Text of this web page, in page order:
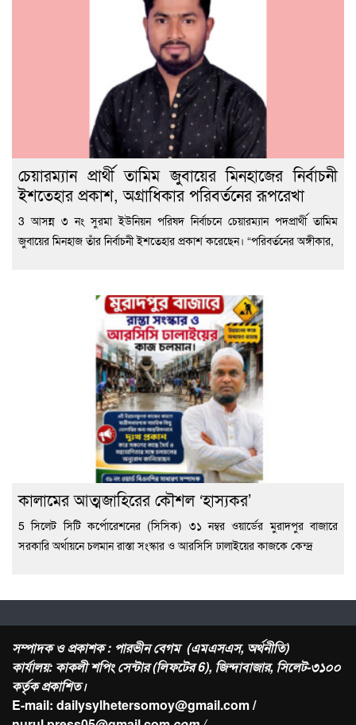
চেয়ারম্যান প্রার্থী তামিম জুবায়ের মিনহাজের নির্বাচনী
ইশতেহার প্রকাশ, অগ্রাধিকার পরিবর্তনের রূপরেখা
3 আসন্ন ৩ নং সুরমা ইউনিয়ন পরিষদ নির্বাচনে চেয়ারম্যান পদপ্রার্থী তামিম
জুবায়ের মিনহাজ তাঁর নির্বাচনী ইশতেহার প্রকাশ করেছেন। “পরিবর্তনের অঙ্গীকার,
কালামের আত্মজাহিরের কৌশল ‘হাস্যকর’
5 সিলেট সিটি কর্পোরেশনের (সিসিক) ৩১ নম্বর ওয়ার্ডের মুরাদপুর বাজারে
সরকারি অর্থায়নে চলমান রাস্তা সংস্কার ও আরসিসি ঢালাইয়ের কাজকে কেন্দ্র
সম্পাদক ও প্রকাশক : পারভীন বেগম (এমএসএস, অর্থনীতি)
কার্যালয়: কাকলী শপিং সেন্টার (লিফটের 6), জিন্দাবাজার, সিলেট-৩১০০
কর্তৃক প্রকাশিত।
E-mail: dailysylhetersomoy@gmail.com /